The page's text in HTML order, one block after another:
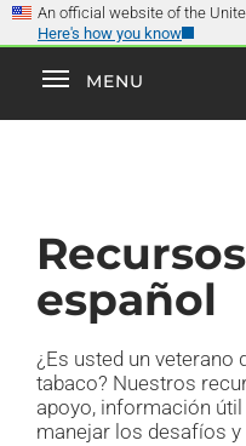
Skip
to
main
content
An official website of the
Here's how you know
ToggleMENU
español
¿Es usted un veterano
tabaco? Nuestros
apoyo, información
manejar los desafíos